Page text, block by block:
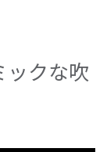
ックな吹